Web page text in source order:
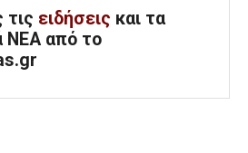
ειδήσεις και τα
ΝΕΑ από το